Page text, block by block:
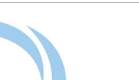
$50.100.$35.020.